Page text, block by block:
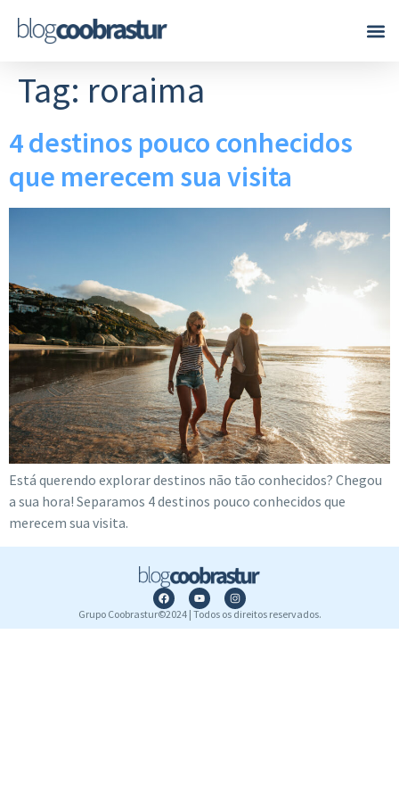
Tag: roraima
4 destinos pouco conhecidos
que merecem sua visita
Está querendo explorar destinos não tão conhecidos? Chegou
a sua hora! Separamos 4 destinos pouco conhecidos que
merecem sua visita.
Grupo Coobrastur©2024 | Todos os direitos reservados.